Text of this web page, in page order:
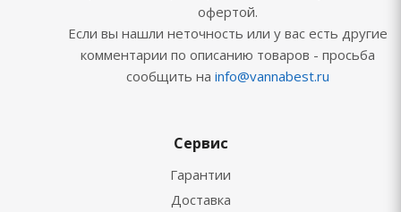
офертой.
Если вы нашли неточность или у вас есть другие
комментарии по описанию товаров - просьба
сообщить на info@vannabest.ru
Сервис
Гарантии
Доставка